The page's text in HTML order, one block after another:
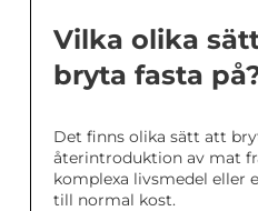
Vilka olika
bryta fasta
Det finns olika sätt att
återintroduktion av mat
komplexa livsmedel eller
till normal kost.